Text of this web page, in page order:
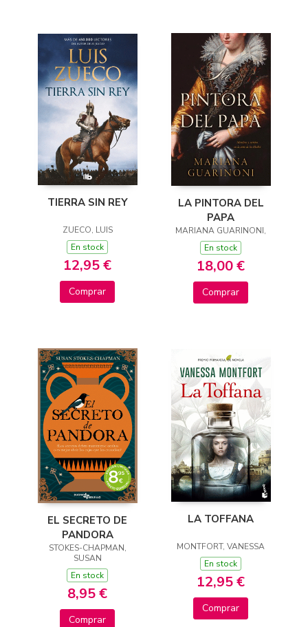
TIERRA SIN REY
ZUECO, LUIS
En stock
12,95 €
Comprar
LA PINTORA DEL
PAPA
MARIANA GUARINONI,
En stock
18,00 €
Comprar
EL SECRETO DE
PANDORA
STOKES-CHAPMAN,
SUSAN
En stock
8,95 €
Comprar
LA TOFFANA
MONTFORT, VANESSA
En stock
12,95 €
Comprar